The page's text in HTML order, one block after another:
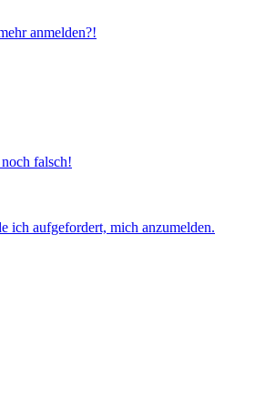
anmelden?!
falsch!
ich aufgefordert, mich anzumelden.